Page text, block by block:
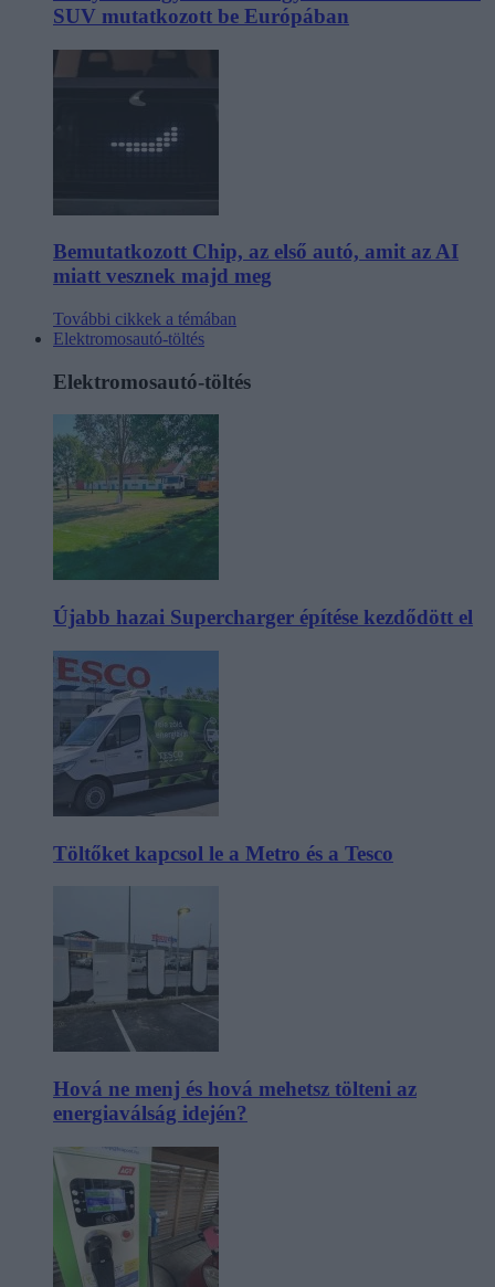
SUV mutatkozott be Európában
Bemutatkozott Chip, az első autó, amit az AI
miatt vesznek majd meg
További cikkek a témában
Elektromosautó-töltés
Elektromosautó-töltés
Újabb hazai Supercharger építése kezdődött el
Töltőket kapcsol le a Metro és a Tesco
Hová ne menj és hová mehetsz tölteni az
energiaválság idején?